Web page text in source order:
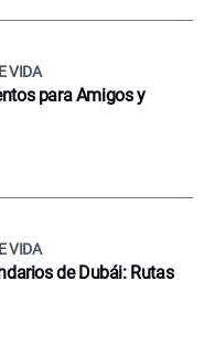
VIDA
para Amigos y
VIDA
de Dubái: Rutas